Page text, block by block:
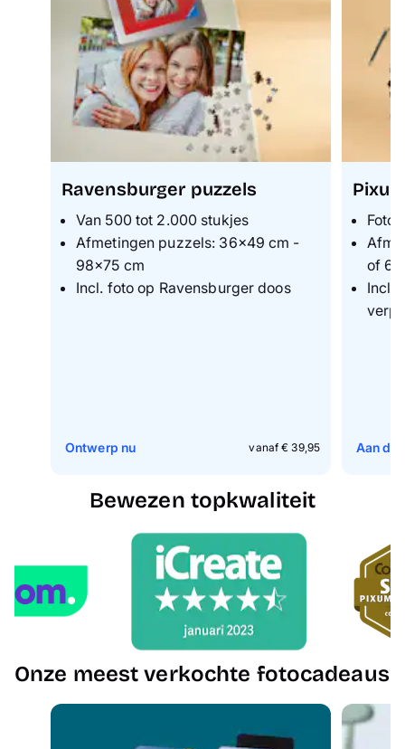
Ravensburger puzzels
Van 500 tot 2.000 stukjes
Afmetingen puzzels: 36×49 cm -
98×75 cm
Incl. foto op Ravensburger doos
vanaf € 39,95
Ontwerp nu
of
Incl.
Aan de
Bewezen topkwaliteit
Onze meest verkochte fotocadeaus